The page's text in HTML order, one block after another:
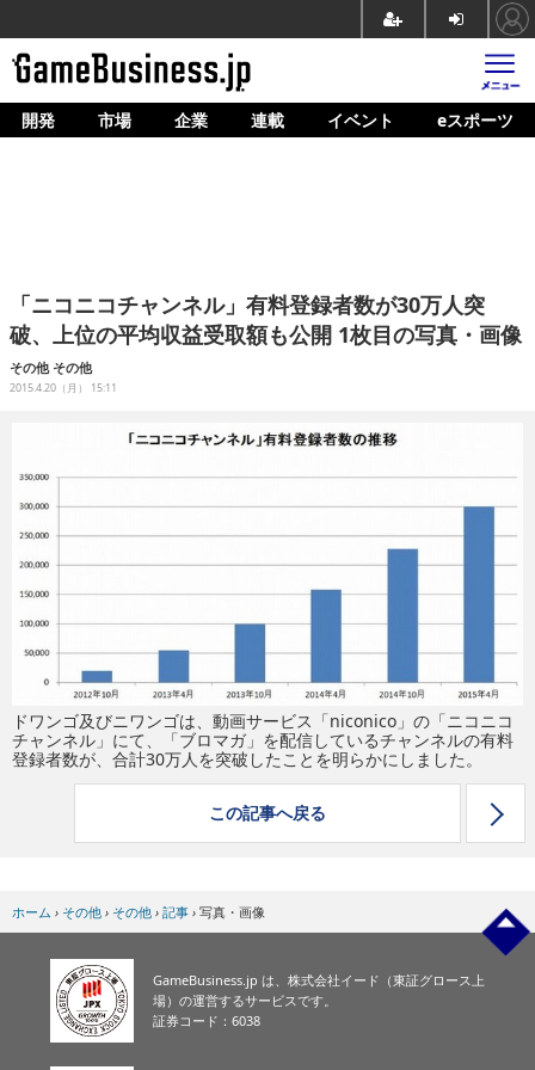
ホーム
企業動向
人材育成
イベント/セミナー
eスポーツ
開発 市場 企業 連載 イベント eスポーツ
「ニコニコチャンネル」有料登録者数が30万人突
破、上位の平均収益受取額も公開 1枚目の写真・画像
その他 その他
2015.4.20（月） 15:11
ドワンゴ及びニワンゴは、動画サービス「niconico」の「ニコニコ
チャンネル」にて、「ブロマガ」を配信しているチャンネルの有料
登録者数が、合計30万人を突破したことを明らかにしました。
この記事へ戻る
ホーム › その他 › その他 › 記事 › 写真・画像
GameBusiness.jp は、株式会社イード（東証グロース上
場）の運営するサービスです。
証券コード：6038